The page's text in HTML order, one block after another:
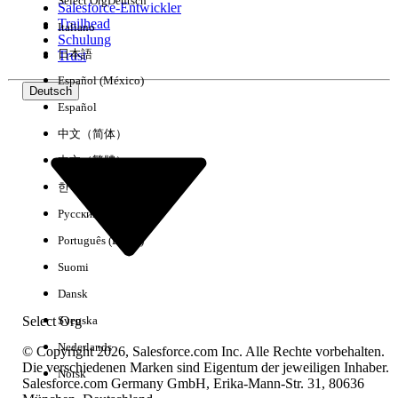
Erfahrung
Keine Ergebnisse
Salesforce-Entwickler
Trailhead
Schulung
Trust
Deutsch
Select Org
Italiano
日本語
Español (México)
Español
中文（简体）
中文（繁體）
한국어
Русский
Português (Brasil)
Suomi
Dansk
Svenska
Nederlands
Norsk
© Copyright 2026, Salesforce.com Inc. Alle Rechte vorbehalten.
Die verschiedenen Marken sind Eigentum der jeweiligen Inhaber.
Salesforce.com Germany GmbH, Erika-Mann-Str. 31, 80636